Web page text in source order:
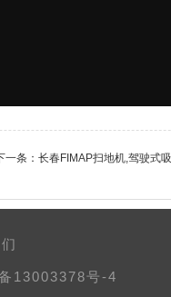
一条： 长春FIMAP扫地机,驾驶式
13003378号-4